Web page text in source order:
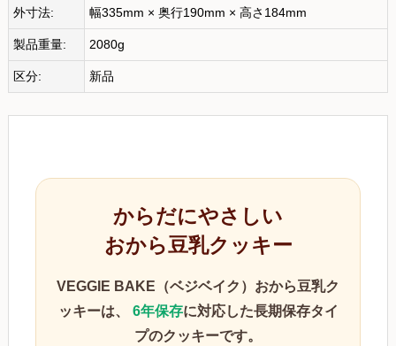
外寸法: 幅335mm × 奥行190mm × 高さ184mm
製品重量: 2080g
区分: 新品
からだにやさしい
おから豆乳クッキー
VEGGIE BAKE（ベジベイク）おから豆乳ク
ッキーは、 6年保存に対応した長期保存タイ
プのクッキーです。